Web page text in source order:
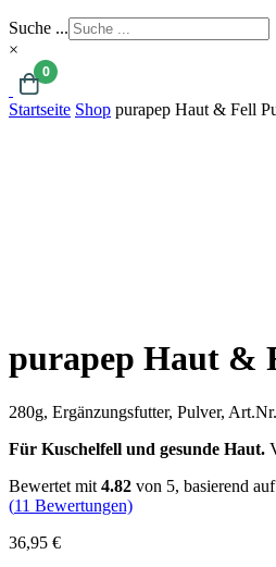
Suche ...
×
0
Startseite Shop purapep Haut & Fell
purapep Haut &
280g, Ergänzungsfutter, Pulver,
Für Kuschelfell und gesunde Haut.
Bewertet mit 4.82 von 5, basierend auf
(11 Bewertungen)
36,95 €